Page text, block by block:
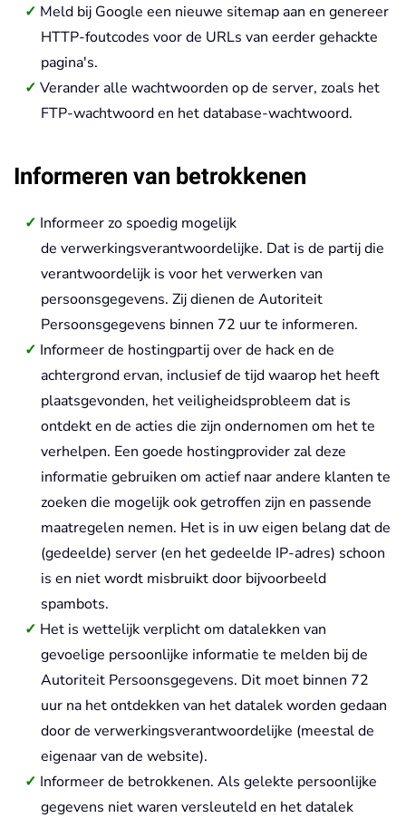
Meld bij Google een nieuwe sitemap aan en genereer
HTTP-foutcodes voor de URLs van eerder gehackte
pagina's.
Verander alle wachtwoorden op de server, zoals het
FTP-wachtwoord en het database-wachtwoord.
Informeren van betrokkenen
Informeer zo spoedig mogelijk
de verwerkingsverantwoordelijke. Dat is de partij die
verantwoordelijk is voor het verwerken van
persoonsgegevens. Zij dienen de Autoriteit
Persoonsgegevens binnen 72 uur te informeren.
Informeer de hostingpartij over de hack en de
achtergrond ervan, inclusief de tijd waarop het heeft
plaatsgevonden, het veiligheidsprobleem dat is
ontdekt en de acties die zijn ondernomen om het te
verhelpen. Een goede hostingprovider zal deze
informatie gebruiken om actief naar andere klanten te
zoeken die mogelijk ook getroffen zijn en passende
maatregelen nemen. Het is in uw eigen belang dat de
(gedeelde) server (en het gedeelde IP-adres) schoon
is en niet wordt misbruikt door bijvoorbeeld
spambots.
Het is wettelijk verplicht om datalekken van
gevoelige persoonlijke informatie te melden bij de
Autoriteit Persoonsgegevens. Dit moet binnen 72
uur na het ontdekken van het datalek worden gedaan
door de verwerkingsverantwoordelijke (meestal de
eigenaar van de website).
Informeer de betrokkenen. Als gelekte persoonlijke
gegevens niet waren versleuteld en het datalek